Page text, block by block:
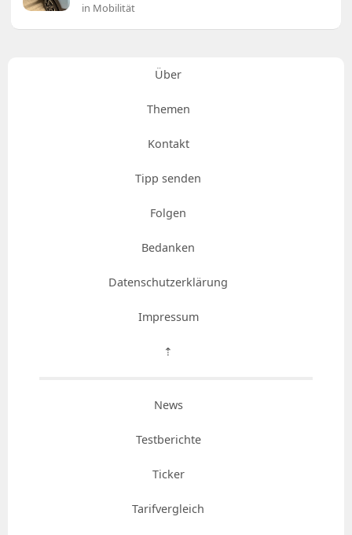
in Mobilität
Über
Themen
Kontakt
Tipp senden
Folgen
Bedanken
Datenschutzerklärung
Impressum
⇡
News
Testberichte
Ticker
Tarifvergleich